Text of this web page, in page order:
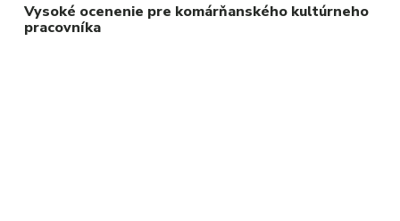
Vysoké ocenenie pre komárňanského kultúrneho
pracovníka